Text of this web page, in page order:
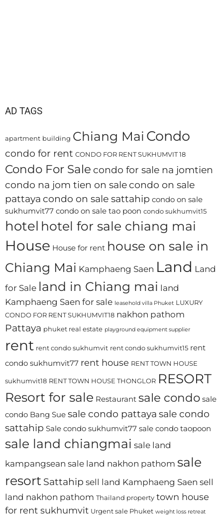
AD TAGS
apartment building Chiang Mai Condo
condo for rent CONDO FOR RENT SUKHUMVIT 18
Condo For Sale condo for sale na jomtien
condo na jom tien on sale condo on sale
pattaya condo on sale sattahip condo on sale
sukhumvit77 condo on sale tao poon condo sukhumvit15
hotel hotel for sale chiang mai
House House for rent house on sale in
Chiang Mai Kamphaeng Saen Land Land
for Sale land in Chiang mai land
Kamphaeng Saen for sale leasehold villa Phuket LUXURY
CONDO FOR RENT SUKHUMVIT18 nakhon pathom
Pattaya phuket real estate playground equipment supplier
rent rent condo sukhumvit rent condo sukhumvit15 rent
condo sukhumvit77 rent house RENT TOWN HOUSE
sukhumvit18 RENT TOWN HOUSE THONGLOR RESORT
Resort for sale Restaurant sale condo sale
condo Bang Sue sale condo pattaya sale condo
sattahip Sale condo sukhumvit77 sale condo taopoon
sale land chiangmai sale land
kampangsean sale land nakhon pathom sale
resort Sattahip sell land Kamphaeng Saen sell
land nakhon pathom Thailand property town house
for rent sukhumvit Urgent sale Phuket weight loss retreat